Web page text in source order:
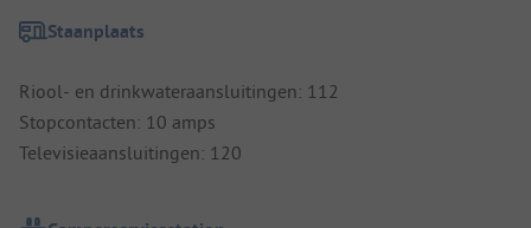
Staanplaats
Riool- en drinkwateraansluitingen: 112
Stopcontacten: 10 amps
Televisieaansluitingen: 120